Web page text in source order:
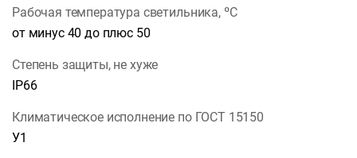
Рабочая температура светильника, ºС
от минус 40 до плюс 50
Степень защиты, не хуже
IP66
Климатическое исполнение по ГОСТ 15150
У1